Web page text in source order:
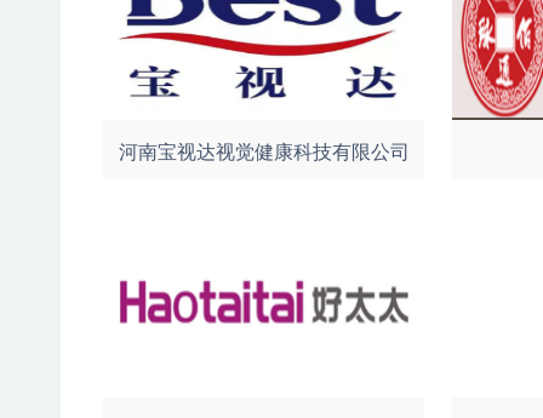
河南宝视达视觉健康科技有限公司